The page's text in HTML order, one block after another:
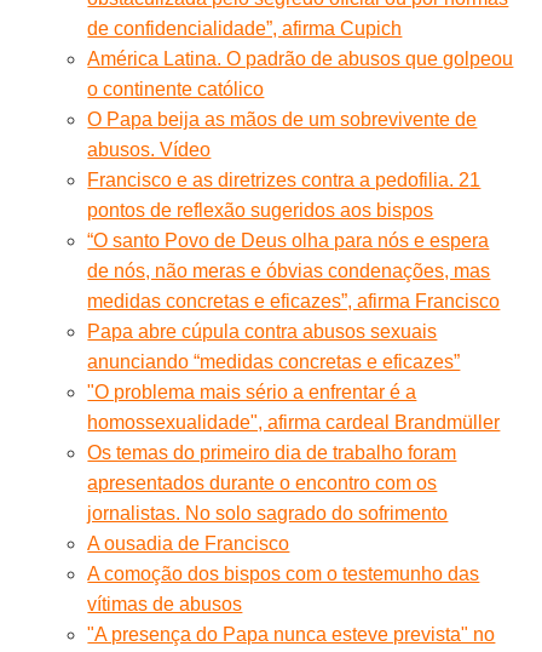
de confidencialidade”, afirma Cupich
América Latina. O padrão de abusos que golpeou
o continente católico
O Papa beija as mãos de um sobrevivente de
abusos. Vídeo
Francisco e as diretrizes contra a pedofilia. 21
pontos de reflexão sugeridos aos bispos
“O santo Povo de Deus olha para nós e espera
de nós, não meras e óbvias condenações, mas
medidas concretas e eficazes”, afirma Francisco
Papa abre cúpula contra abusos sexuais
anunciando “medidas concretas e eficazes”
"O problema mais sério a enfrentar é a
homossexualidade", afirma cardeal Brandmüller
Os temas do primeiro dia de trabalho foram
apresentados durante o encontro com os
jornalistas. No solo sagrado do sofrimento
A ousadia de Francisco
A comoção dos bispos com o testemunho das
vítimas de abusos
"A presença do Papa nunca esteve prevista" no